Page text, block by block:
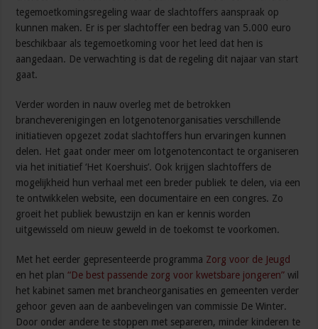
tegemoetkomingsregeling waar de slachtoffers aanspraak op
kunnen maken. Er is per slachtoffer een bedrag van 5.000 euro
beschikbaar als tegemoetkoming voor het leed dat hen is
aangedaan. De verwachting is dat de regeling dit najaar van start
gaat.
Verder worden in nauw overleg met de betrokken
brancheverenigingen en lotgenotenorganisaties verschillende
initiatieven opgezet zodat slachtoffers hun ervaringen kunnen
delen. Het gaat onder meer om lotgenotencontact te organiseren
via het initiatief ‘Het Koershuis’. Ook krijgen slachtoffers de
mogelijkheid hun verhaal met een breder publiek te delen, via een
te ontwikkelen website, een documentaire en een congres. Zo
groeit het publiek bewustzijn en kan er kennis worden
uitgewisseld om nieuw geweld in de toekomst te voorkomen.
Met het eerder gepresenteerde programma Zorg voor de Jeugd
en het plan“De best passende zorg voor kwetsbare jongeren” wil
het kabinet samen met brancheorganisaties en gemeenten verder
gehoor geven aan de aanbevelingen van commissie De Winter.
Door onder andere te stoppen met separeren, minder kinderen te